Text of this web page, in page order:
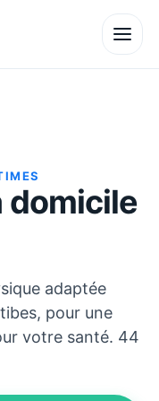
domicile
adaptée
pour une
votre santé. 44